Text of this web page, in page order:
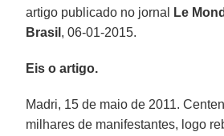
artigo publicado no jornal
Le
Brasil , 06-01-2015.
Eis o artigo.
Madri, 15 de maio de 2011.
milhares de manifestantes, logo